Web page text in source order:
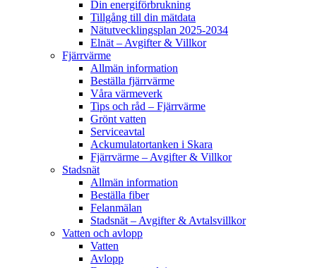
Din energiförbrukning
Tillgång till din mätdata
Nätutvecklingsplan 2025-2034
Elnät – Avgifter & Villkor
Fjärrvärme
Allmän information
Beställa fjärrvärme
Våra värmeverk
Tips och råd – Fjärrvärme
Grönt vatten
Serviceavtal
Ackumulatortanken i Skara
Fjärrvärme – Avgifter & Villkor
Stadsnät
Allmän information
Beställa fiber
Felanmälan
Stadsnät – Avgifter & Avtalsvillkor
Vatten och avlopp
Vatten
Avlopp